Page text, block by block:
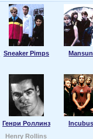
Sneaker Pimps
Mansun
Генри Роллинз
Incubus
Henry Rollins